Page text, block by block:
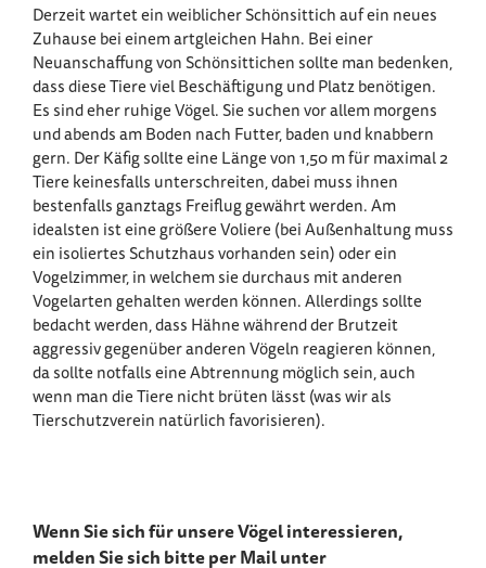
Derzeit wartet ein weiblicher Schönsittich auf ein neues
Zuhause bei einem artgleichen Hahn. Bei einer
Neuanschaffung von Schönsittichen sollte man bedenken,
dass diese Tiere viel Beschäftigung und Platz benötigen.
Es sind eher ruhige Vögel. Sie suchen vor allem morgens
und abends am Boden nach Futter, baden und knabbern
gern. Der Käfig sollte eine Länge von 1,50 m für maximal 2
Tiere keinesfalls unterschreiten, dabei muss ihnen
bestenfalls ganztags Freiflug gewährt werden. Am
idealsten ist eine größere Voliere (bei Außenhaltung muss
ein isoliertes Schutzhaus vorhanden sein) oder ein
Vogelzimmer, in welchem sie durchaus mit anderen
Vogelarten gehalten werden können. Allerdings sollte
bedacht werden, dass Hähne während der Brutzeit
aggressiv gegenüber anderen Vögeln reagieren können,
da sollte notfalls eine Abtrennung möglich sein, auch
wenn man die Tiere nicht brüten lässt (was wir als
Tierschutzverein natürlich favorisieren).
Wenn Sie sich für unsere Vögel interessieren,
melden Sie sich bitte per Mail unter